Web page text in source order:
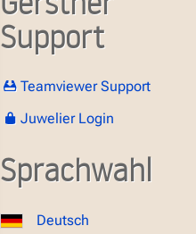
Support
Teamviewer Support
Juwelier Login
Sprachwahl
Deutsch